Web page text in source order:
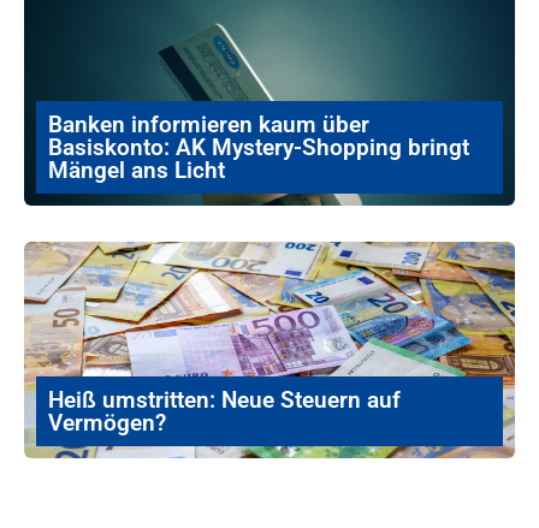
Banken informieren kaum über
Basiskonto: AK Mystery-Shopping bringt
Mängel ans Licht
Heiß umstritten: Neue Steuern auf
Vermögen?